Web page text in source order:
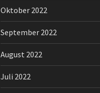
Oktober 2022
September 2022
August 2022
Juli 2022